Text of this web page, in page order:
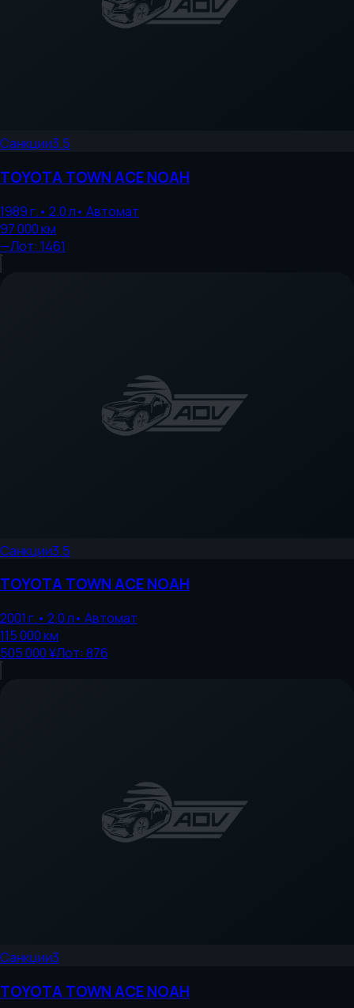
Санкции3.5
TOYOTATOWN ACE NOAH
1989г.• 2.0л• Автомат
97 000км
—Лот: 1461
Санкции3.5
TOYOTATOWN ACE NOAH
2001 г.• 2.0л• Автомат
115 000км
505 000 ¥Лот: 876
Санкции3
TOYOTATOWN ACE NOAH